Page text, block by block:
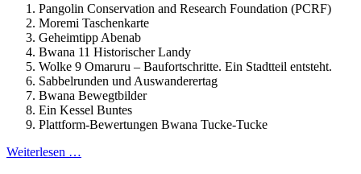
Pangolin Conservation and Research Foundation (PCRF)
Moremi Taschenkarte
Geheimtipp Abenab
Bwana 11 Historischer Landy
Wolke 9 Omaruru – Baufortschritte. Ein Stadtteil entsteht.
Sabbelrunden und Auswanderertag
Bwana Bewegtbilder
Ein Kessel Buntes
Plattform-Bewertungen Bwana Tucke-Tucke
Weiterlesen …